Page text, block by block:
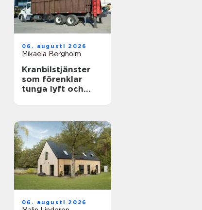
06. augusti 2026
Mikaela Bergholm
Kranbilstjänster
som förenklar
tunga lyft och
06. augusti 2026